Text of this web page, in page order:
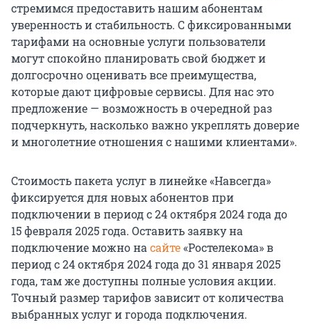
стремимся предоставить нашим абонентам
уверенность и стабильность. С фиксированными
тарифами на основные услуги пользователи
могут спокойно планировать свой бюджет и
долгосрочно оценивать все преимущества,
которые дают цифровые сервисы. Для нас это
предложение — возможность в очередной раз
подчеркнуть, насколько важно укреплять доверие
и многолетние отношения с нашими клиентами».
Стоимость пакета услуг в линейке «Навсегда»
фиксируется для новых абонентов при
подключении в период с 24 октября 2024 года до
15 февраля 2025 года. Оставить заявку на
подключение можно на сайте«Ростелекома» в
период с 24 октября 2024 года до 31 января 2025
года, там же доступны полные условия акции.
Точный размер тарифов зависит от количества
выбранных услуг и города подключения.